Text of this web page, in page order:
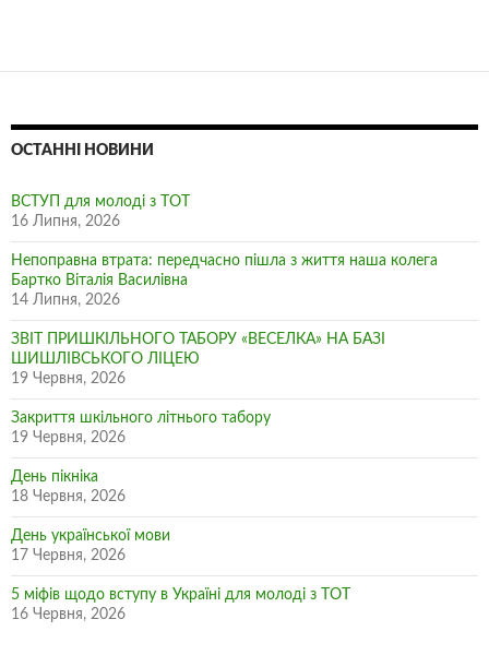
ОСТАННІ НОВИНИ
ВСТУП для молоді з ТОТ
16 Липня, 2026
Непоправна втрата: передчасно пішла з життя наша колега
Бартко Віталія Василівна
14 Липня, 2026
ЗВІТ ПРИШКІЛЬНОГО ТАБОРУ «ВЕСЕЛКА» НА БАЗІ
ШИШЛІВСЬКОГО ЛІЦЕЮ
19 Червня, 2026
Закриття шкільного літнього табору
19 Червня, 2026
День пікніка
18 Червня, 2026
День української мови
17 Червня, 2026
5 міфів щодо вступу в Україні для молоді з ТОТ
16 Червня, 2026